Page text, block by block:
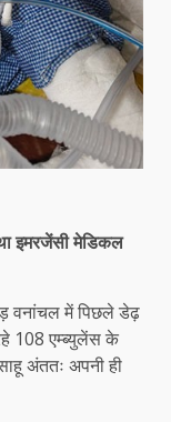
इमरजेंसी मेडिकल
वनांचल में पिछले डेढ़
108 एम्ब्युलेंस के
अंततः अपनी ही